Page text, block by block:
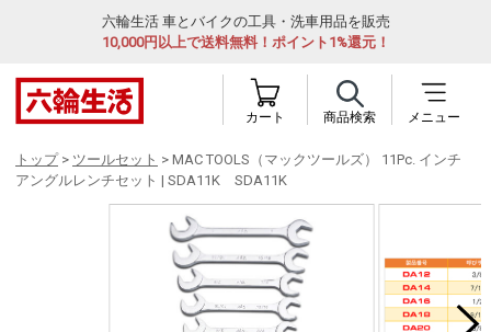
六輪生活 車とバイクの工具・洗車用品を販売
10,000円以上で送料無料！ポイント1%還元！
カート 商品検索 メニュー
トップ> ツールセット > MAC TOOLS（マックツールズ） 11Pc. インチ
アングルレンチセット | SDA11K SDA11K